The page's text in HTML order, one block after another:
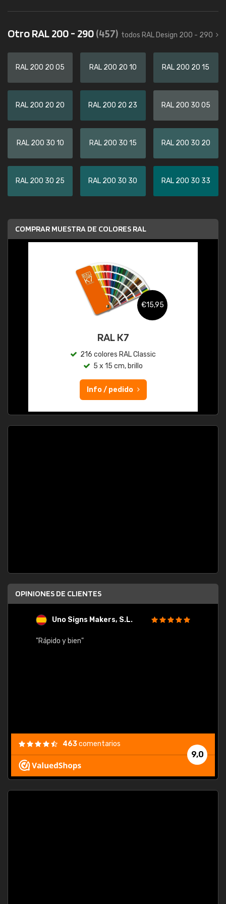
Otro RAL 200 - 290(457) todos RAL Design 200 - 290
RAL 200 20 05 RAL 200 20 10 RAL 200 20 15
RAL 200 20 20 RAL 200 20 23 RAL 200 30 05
RAL 200 30 10 RAL 200 30 15 RAL 200 30 20
RAL 200 30 25 RAL 200 30 30 RAL 200 30 33
COMPRAR MUESTRA DE COLORES RAL
€15,95
RAL K7
216 colores RAL Classic
5 x 15 cm, brillo
Info / pedido
OPINIONES DE CLIENTES
Uno Signs Makers, S.L.
"Rápido y bien"
9,0
463comentarios